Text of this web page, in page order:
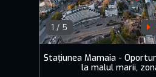
1 / 5
Stațiunea Mamaia -
la malul marii,